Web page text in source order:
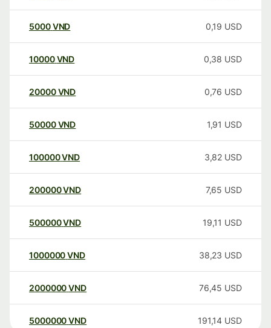
5000VND 0,19 USD
10000 VND 0,38 USD
20000 VND 0,76 USD
50000 VND 1,91 USD
100000VND 3,82 USD
200000VND 7,65 USD
500000VND 19,11 USD
1000000VND 38,23 USD
2000000VND 76,45 USD
5000000VND 191,14 USD